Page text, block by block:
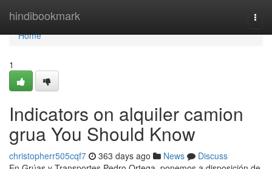
hindibookmark
Home
Home
1
Indicators on alquiler camion
grua You Should Know
christopherr505cqf7 363 days ago News
Discuss